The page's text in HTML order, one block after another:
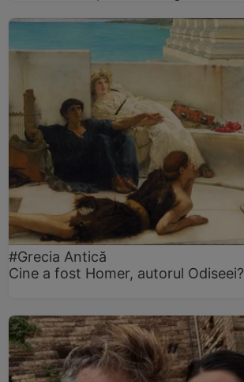
#Grecia Antică
Cine a fost Homer, autorul Odiseei?